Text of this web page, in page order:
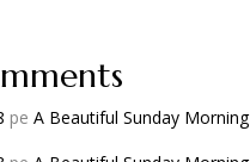
pe A Beautiful Sunday Morning